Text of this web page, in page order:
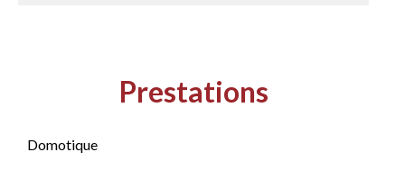
Prestations
Domotique